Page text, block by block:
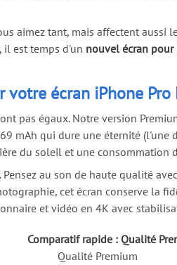
aimez tant, mais affectent aussi
il est temps d'un nouvel écran pour
écran iPhone
pas égaux. Notre version
mAh qui dure une éternité (l'une
du soleil et une consommation
au son de haute qualité
cet écran conserve la
et vidéo en 4K avec
Comparatif rapide : Qualité
Qualité Premium